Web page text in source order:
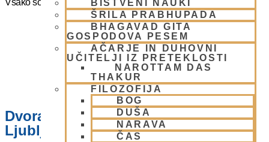
BISTVENI NAUKI
ŠRILA PRABHUPADA
BHAGAVAD GITA
GOSPODOVA PESEM
AČARJE IN DUHOVNI
UČITELJI IZ PRETEKLOSTI
NAROTTAM DAS
THAKUR
FILOZOFIJA
BOG
DUŠA
NARAVA
ČAS
Vsako soboto ob 16.00 do 17:00
Dvorana – Center Hare Krišna v
Ljubljani